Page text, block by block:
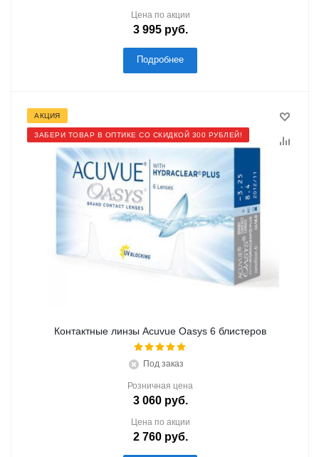
Цена по акции
3 995руб.
Подробнее
АКЦИЯ
ЗАБЕРИ ТОВАР В ОПТИКЕ СО СКИДКОЙ 300 РУБЛЕЙ!
Контактные линзы Acuvue Oasys 6 блистеров
Под заказ
Розничная цена
3 060руб.
Цена по акции
2 760руб.